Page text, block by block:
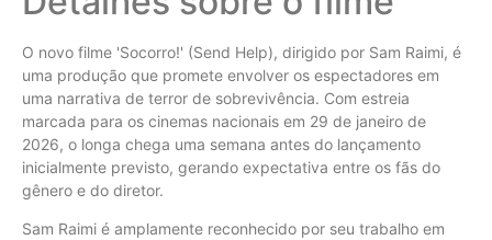
O novo filme 'Socorro!' (Send Help), dirigido por Sam Raimi, é
uma produção que promete envolver os espectadores em
uma narrativa de terror de sobrevivência. Com estreia
marcada para os cinemas nacionais em 29 de janeiro de
2026, o longa chega uma semana antes do lançamento
inicialmente previsto, gerando expectativa entre os fãs do
gênero e do diretor.
Sam Raimi é amplamente reconhecido por seu trabalho em